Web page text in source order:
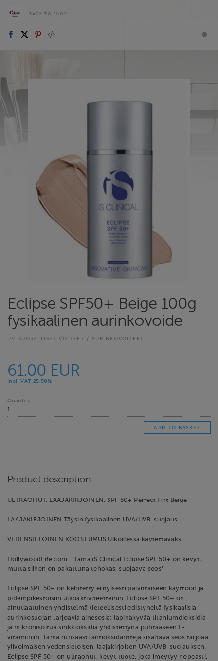
BACK TO SHOP
Eclipse SPF50+ Beige 100g
fysikaalinen aurinkovoide
UV-SUOJALLISET VOITEET / AURINKOVOITEET
61.00 EUR
Incl. VAT 25.50%
Quantity
Product description
ULTRAOHUT, LAAJAKIRJOINEN, SPF 50+ PerfectTint Beige
LAAJAKIRJOINEN Täysin fysikaalinen UVA/UVB-suojaus
VEDENSIETOINEN KOOSTUMUS Ulkoillessa käytettäväksi
HollywoodLife.com: “Tämä iS Clinical Eclipse SPF 50+ on kevyt,
mutta siihen on pakattuna tehokas, suojaava seos”
Eclipse SPF 50+ on kehitetty erityisesti päivittäiseen käyttöön ja
pidempikestoisiin ulkoaktiviteetteihin. Eclipse SPF 50+ on
ainutlaatuinen yhdistelmä tieteellisesti edistyneitä fysikaalisia
aurinkosuojan tarjoavia ainesosia: läpinäkyvää titaniumdioksidia
ja mikronisoitua sinkkioksidia yhdistettynä puhtaaseen E-
vitamiiniin. Tämä runsaasti antioksidantteja sisältävä seos tarjoaa
ylivoimaisen vedensietoisen, laajakirjoisen UVA/UVB-suojauksen.
Eclipse SPF 50+ on ultraohut, kevyt tuote, joka imeytyy nopeasti.